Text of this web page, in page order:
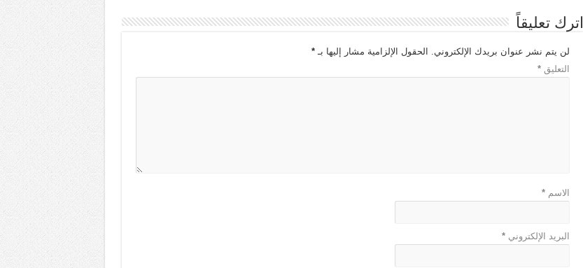
اترك تعليقاً
لن يتم نشر عنوان بريدك الإلكتروني. الحقول الإلزامية مشار إليها بـ*
التعليق*
الاسم*
البريد الإلكتروني*